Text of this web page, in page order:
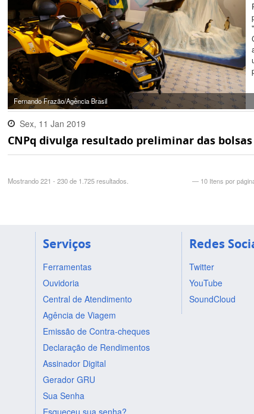
Fernando Frazão/Agência Brasil
Sex, 11 Jan 2019
19:39:00 -0200
CNPq divulga resultado preliminar das bolsas
— 10 Itens por
Mostrando 221 - 230 de 1.725 resultados.
Serviços
Ferramentas
Ouvidoria
Central de Atendimento
Agência de Viagem
Emissão de Contra-cheques
Declaração de Rendimentos
Assinador Digital
Gerador GRU
Sua Senha
Esqueceu sua senha?
Redes
Twitter
YouTube
SoundCloud